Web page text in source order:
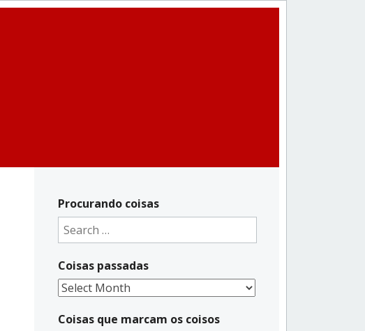
Procurando coisas
Search
for:
Coisas passadas
Coisas
Coisas que marcam os coisos